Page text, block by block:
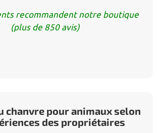
recommandent notre boutique
(plus de 850 avis)
chanvre pour animaux selon
des propriétaires